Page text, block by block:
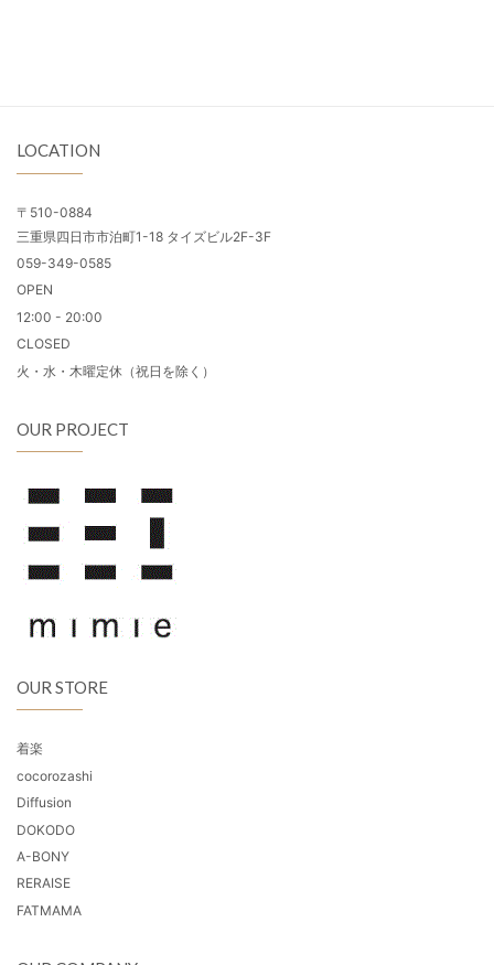
LOCATION
〒510-0884
三重県四日市市泊町1-18 タイズビル2F-3F
059-349-0585
OPEN
12:00 - 20:00
CLOSED
火・水・木曜定休（祝日を除く）
OUR PROJECT
OUR STORE
着楽
cocorozashi
Diffusion
DOKODO
A-BONY
RERAISE
FATMAMA